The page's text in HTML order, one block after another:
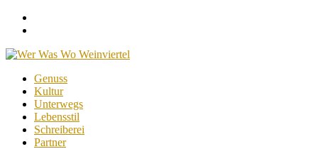
Skip
content
Genuss
Kultur
Unterwegs
Lebensstil
Schreiberei
Partner